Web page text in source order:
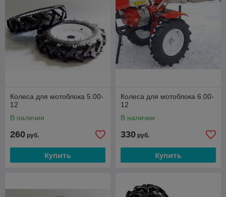
Колеса для мотоблока 5.00-
12
В наличии
260 руб.
Купить
Колеса для мотоблока 6.00-
12
В наличии
330 руб.
Купить